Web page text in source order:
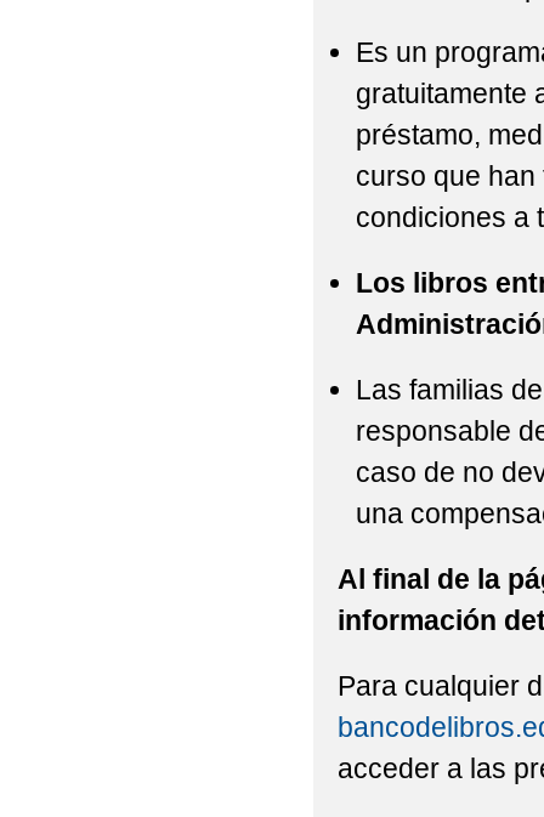
Es un
gratuitamente
préstamo,
curso que
condiciones a
Los libros
Las familias
responsable
caso de no
una
Al final de la
información
Para cualquier
acceder a las